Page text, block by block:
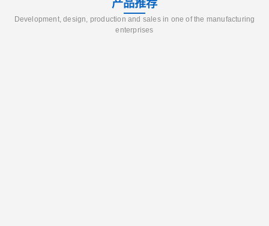
产品推荐
Development, design, production and sales in one of the manufacturing
enterprises